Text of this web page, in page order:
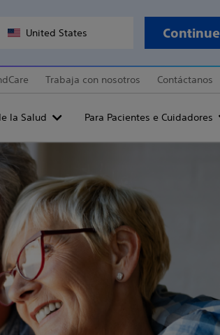
United States Continue
Trabaja con nosotros Contáctanos
la Salud Para Pacientes e Cuidadores